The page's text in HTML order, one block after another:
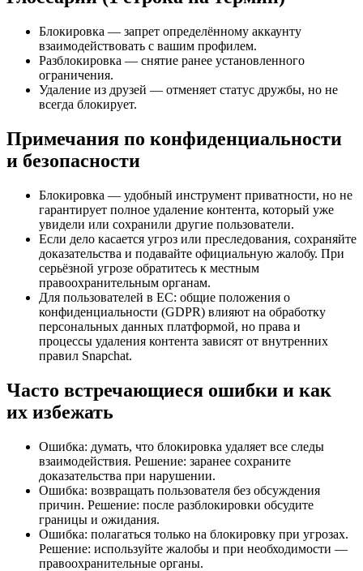
Блокировка — запрет определённому аккаунту
взаимодействовать с вашим профилем.
Разблокировка — снятие ранее установленного
ограничения.
Удаление из друзей — отменяет статус дружбы, но не
всегда блокирует.
Примечания по конфиденциальности
и безопасности
Блокировка — удобный инструмент приватности, но не
гарантирует полное удаление контента, который уже
увидели или сохранили другие пользователи.
Если дело касается угроз или преследования, сохраняйте
доказательства и подавайте официальную жалобу. При
серьёзной угрозе обратитесь к местным
правоохранительным органам.
Для пользователей в ЕС: общие положения о
конфиденциальности (GDPR) влияют на обработку
персональных данных платформой, но права и
процессы удаления контента зависят от внутренних
правил Snapchat.
Часто встречающиеся ошибки и как
их избежать
Ошибка: думать, что блокировка удаляет все следы
взаимодействия. Решение: заранее сохраните
доказательства при нарушении.
Ошибка: возвращать пользователя без обсуждения
причин. Решение: после разблокировки обсудите
границы и ожидания.
Ошибка: полагаться только на блокировку при угрозах.
Решение: используйте жалобы и при необходимости —
правоохранительные органы.